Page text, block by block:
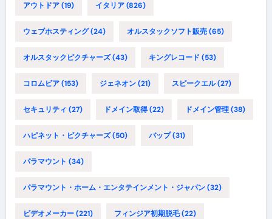
アウトドア(19) イタリア(826)
ウェブホスティング(24) オルスタックソフト販売(65)
オルスタックピクチャーズ(43) キングレコード (53)
コロムビア(153) ジェネオン(21) スピークエル(27)
セキュリティ (27) ドメイン取得(22) ドメイン管理(38)
ハピネット・ピクチャーズ(50) バップ(31)
パラマウント (34)
パラマウント・ホーム・エンタテインメント・ジャパン(32)
ビデオメーカー(221) フィンジア初期脱毛(22)